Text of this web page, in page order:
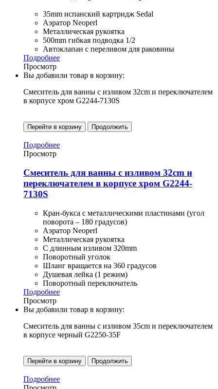
35mm испанский картридж Sedal
Аэратор Neoperl
Металлическая рукоятка
500mm гибкая подводка 1/2
Автоклапан с переливом для раковины
Подробнее
Просмотр
Вы добавили товар в корзину:
Смеситель для ванны с изливом 32cm и переключателем
в корпусе хром G2244-7130S
Перейти в корзину Продолжить
Подробнее
Просмотр
Смеситель для ванны с изливом 32cm и
переключателем в корпусе хром G2244-
7130S
Кран-букса с металлическими пластинами (угол
поворота – 180 градусов)
Аэратор Neoperl
Металлическая рукоятка
С длинным изливом 320mm
Поворотный уголок
Шланг вращается на 360 градусов
Душевая лейка (1 режим)
Поворотный переключатель
Подробнее
Просмотр
Вы добавили товар в корзину:
Смеситель для ванны с изливом 35cm и переключателем
в корпусе черный G2250-35F
Перейти в корзину Продолжить
Подробнее